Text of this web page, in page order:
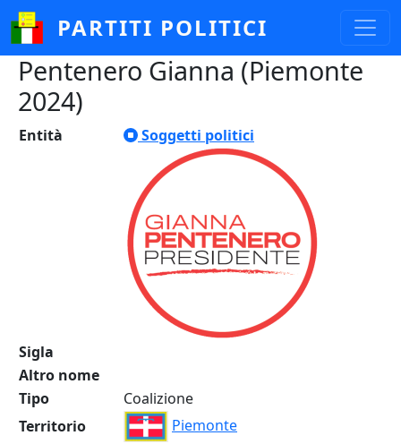
Salta al contenuto principale
PARTITI POLITICI
Pentenero Gianna (Piemonte
2024)
Entità Soggetti politici
Sigla
Altro nome
Tipo
Coalizione
Territorio
Piemonte